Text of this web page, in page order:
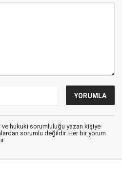
ve hukuki sorumluluğu yazan kişiye
sorumlu değildir. Her bir yorum